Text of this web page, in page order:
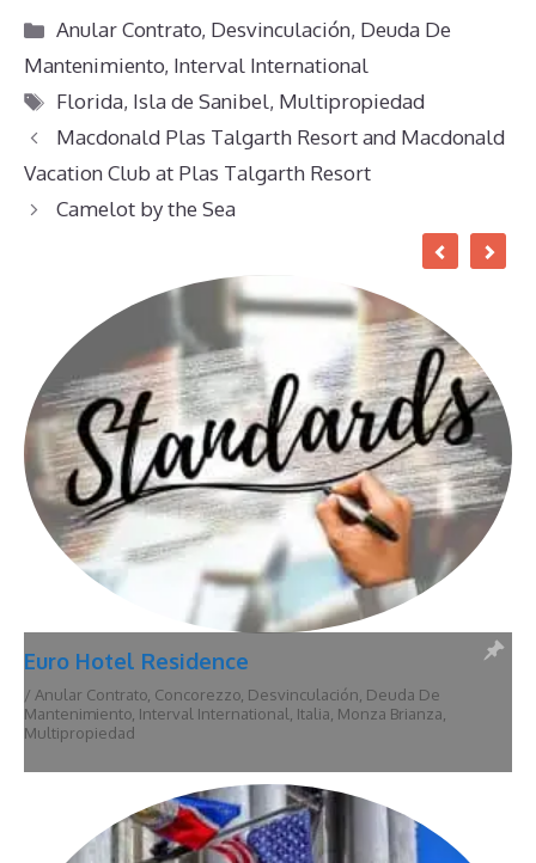
Categorías
Anular Contrato, Desvinculación, Deuda De
Mantenimiento, Interval International
Etiquetas
Florida, Isla de Sanibel, Multipropiedad
Macdonald Plas Talgarth Resort and Macdonald
Vacation Club at Plas Talgarth Resort
Camelot by the Sea
Euro Hotel Residence
/ Anular Contrato, Concorezzo, Desvinculación, Deuda De
Mantenimiento, Interval International, Italia, Monza Brianza,
Multipropiedad